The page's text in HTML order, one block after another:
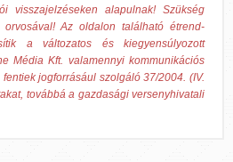
visszajelzéseken alapulnak! Szükség
Az oldalon található étrend-
a változatos és kiegyensúlyozott
Média Kft. valamennyi kommunikációs
jogforrásául szolgáló 37/2004. (IV.
továbbá a gazdasági versenyhivatali